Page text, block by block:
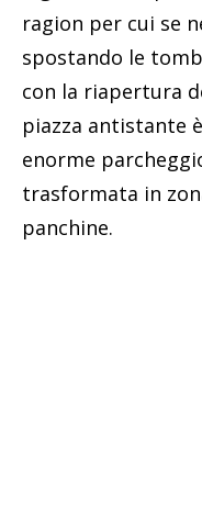
ragion per cui se
spostando le
con la riapertura
piazza antistante
enorme
trasformata in
panchine.